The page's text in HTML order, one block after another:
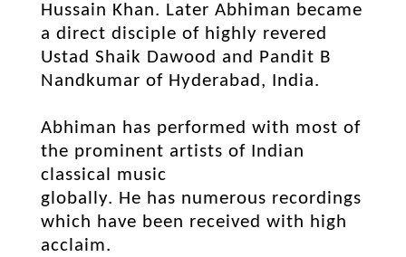
Hussain Khan. Later Abhiman became
a direct disciple of highly revered
Ustad Shaik Dawood and Pandit B
Nandkumar of Hyderabad, India.
Abhiman has performed with most of
the prominent artists of Indian
classical music
globally. He has numerous recordings
which have been received with high
acclaim.